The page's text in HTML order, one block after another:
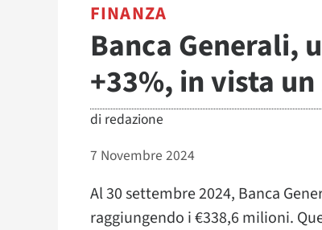
FINANZA
Banca Generali,
+33%, in vista
di redazione
7 Novembre 2024
Al 30 settembre 2024, Banca
raggiungendo i €338,6 milioni.